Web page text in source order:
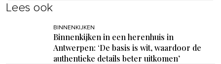
Lees ook
BINNENKIJKEN
Binnenkijken in een herenhuis in
Antwerpen: ‘De basis is wit, waardoor de
authentieke details beter uitkomen’